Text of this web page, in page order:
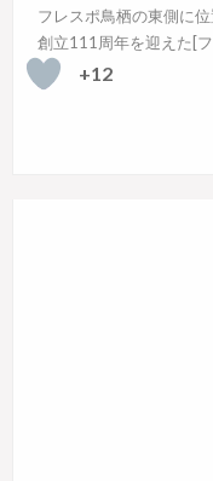
フレスポ鳥栖の東側に
創立111周年を迎えた[
+12